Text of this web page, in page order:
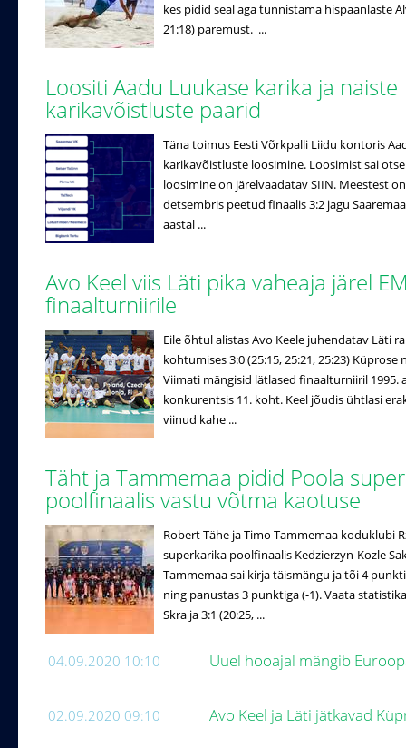
kes pidid seal aga tunnistama hispaanlaste
21:18) paremust. ...
Loositi Aadu Luukase karika ja naiste
karikavõistluste paarid
Täna toimus Eesti Võrkpalli Liidu kontoris
karikavõistluste loosimine. Loosimist sai
loosimine on järelvaadatav SIIN. Meestest
detsembris peetud finaalis 3:2 jagu
aastal ...
Avo Keel viis Läti pika vaheaja järel
finaalturniirile
Eile õhtul alistas Avo Keele juhendatav Läti
kohtumises 3:0 (25:15, 25:21, 25:23)
Viimati mängisid lätlased finaalturniiril 1995.
konkurentsis 11. koht. Keel jõudis ühtlasi
viinud kahe ...
Täht ja Tammemaa pidid Poola
poolfinaalis vastu võtma kaotuse
Robert Tähe ja Timo Tammemaa koduklubi
superkarika poolfinaalis Kedzierzyn-Kozle
Tammemaa sai kirja täismängu ja tõi 4
ning panustas 3 punktiga (-1). Vaata
Skra ja 3:1 (20:25, ...
04.09.2020 10:10 Uuel hooajal mängib
02.09.2020 09:10 Avo Keel ja Läti jätkavad